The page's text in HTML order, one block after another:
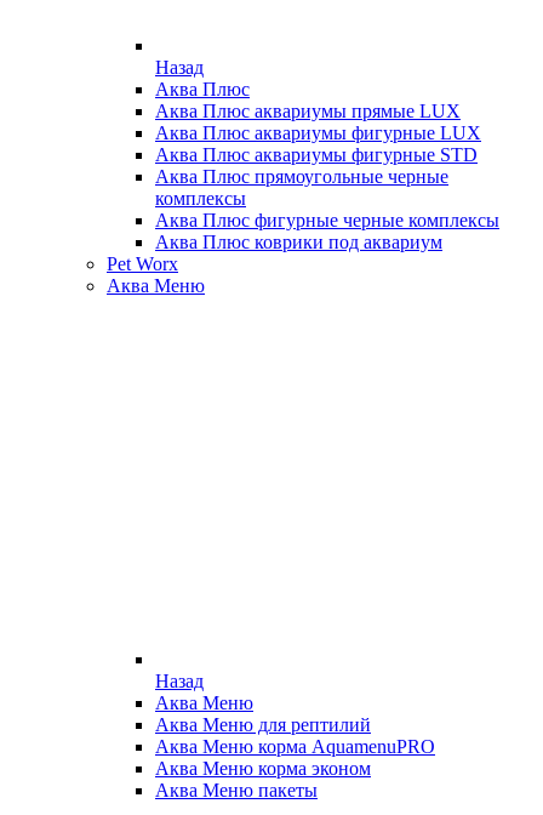
Назад
Аква Плюс
Аква Плюс аквариумы прямые LUX
Аква Плюс аквариумы фигурные LUX
Аква Плюс аквариумы фигурные STD
Аква Плюс прямоугольные черные
комплексы
Аква Плюс фигурные черные комплексы
Аква Плюс коврики под аквариум
Pet Worx
Аква Меню
Назад
Аква Меню
Аква Меню для рептилий
Аква Меню корма AquamenuPRO
Аква Меню корма эконом
Аква Меню пакеты